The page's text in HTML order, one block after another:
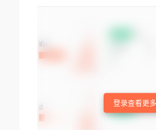
登录查看更多